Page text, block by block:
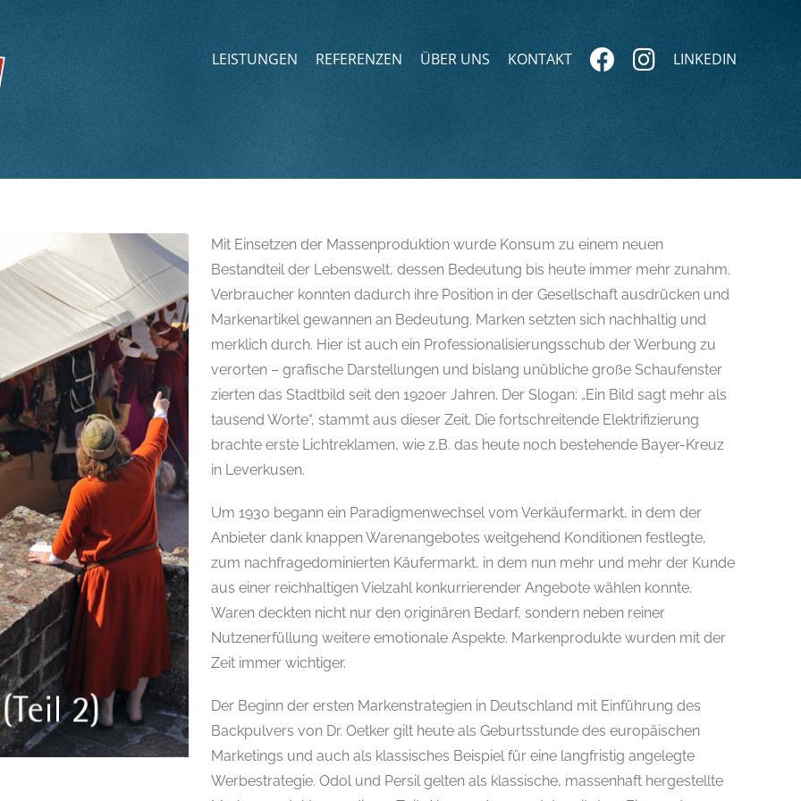
LEISTUNGEN REFERENZEN ÜBER UNS KONTAKT LINKEDIN
Mit Einsetzen der Massenproduktion wurde Konsum zu einem neuen
Bestandteil der Lebenswelt, dessen Bedeutung bis heute immer mehr zunahm.
Verbraucher konnten dadurch ihre Position in der Gesellschaft ausdrücken und
Markenartikel gewannen an Bedeutung. Marken setzten sich nachhaltig und
merklich durch. Hier ist auch ein Professionalisierungs­schub der Werbung zu
verorten – grafische Darstellungen und bislang unübliche große Schaufenster
zierten das Stadtbild seit den 1920er Jahren. Der Slogan: „Ein Bild sagt mehr als
tausend Worte“, stammt aus dieser Zeit. Die fortschreitende Elektrifizierung
brachte erste Lichtreklamen, wie z.B. das heute noch bestehende Bayer-Kreuz
in Leverkusen.
Um 1930 begann ein Paradigmenwechsel vom Verkäufermarkt, in dem der
Anbieter dank knappen Warenangebotes weitgehend Konditionen festlegte,
zum nachfragedominierten Käufermarkt, in dem nun mehr und mehr der Kunde
aus einer reichhaltigen Vielzahl konkurrierender Angebote wählen konnte.
Waren deckten nicht nur den originären Bedarf, sondern neben reiner
Nutzenerfüllung weitere emotionale Aspekte. Markenprodukte wurden mit der
Zeit immer wichtiger.
Der Beginn der ersten Markenstrategien in Deutschland mit Einführung des
Backpulvers von Dr. Oetker gilt heute als Geburtsstunde des europäischen
Marketings und auch als klassisches Beispiel für eine langfristig angelegte
Werbestrategie. Odol und Persil gelten als klassische, massenhaft hergestellte